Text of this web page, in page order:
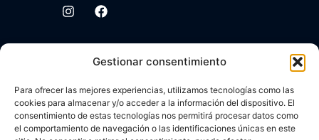
Gestionar consentimiento
Para ofrecer las mejores experiencias, utilizamos tecnologías como las
cookies para almacenar y/o acceder a la información del dispositivo. El
consentimiento de estas tecnologías nos permitirá procesar datos como
el comportamiento de navegación o las identificaciones únicas en este